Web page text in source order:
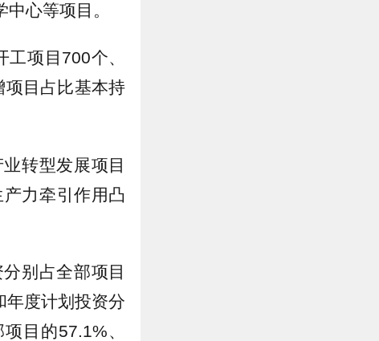
心等项目。
项目700个、
目占比基本持
转型发展项目
力牵引作用凸
别占全部项目
年度计划投资分
目的57.1%、